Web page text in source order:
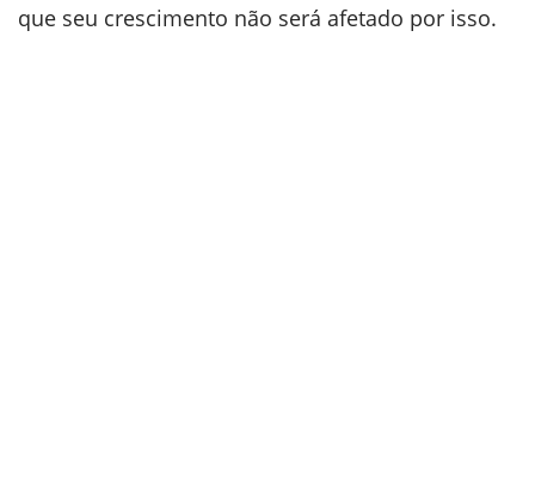
que seu crescimento não será afetado por isso.